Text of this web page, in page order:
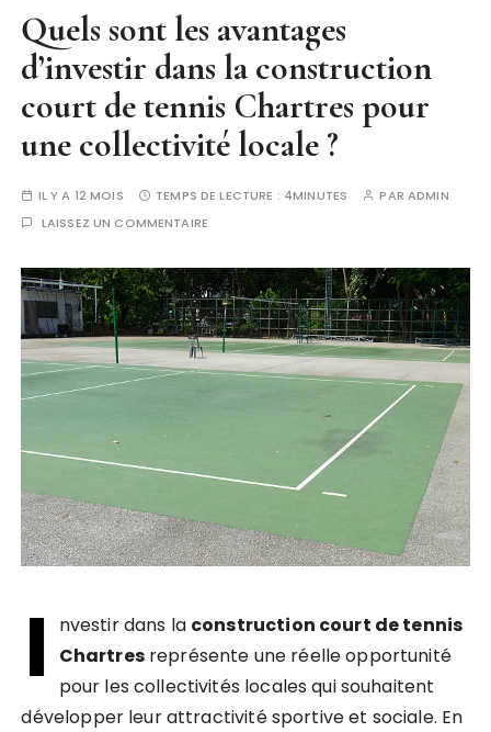
Quels sont les avantages
d’investir dans la construction
court de tennis Chartres pour
une collectivité locale ?
IL Y A 12 MOIS TEMPS DE LECTURE : 4MINUTES PARADMIN
LAISSEZ UN COMMENTAIRE
I nvestir dans la construction court de tennis
Chartresreprésente une réelle opportunité
pour les collectivités locales qui souhaitent
développer leur attractivité sportive et sociale. En